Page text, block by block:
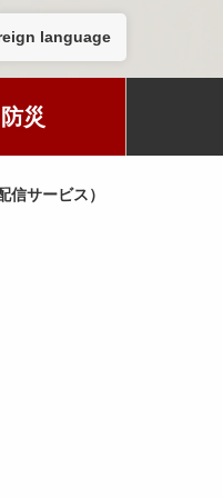
language
防災
信サービス）